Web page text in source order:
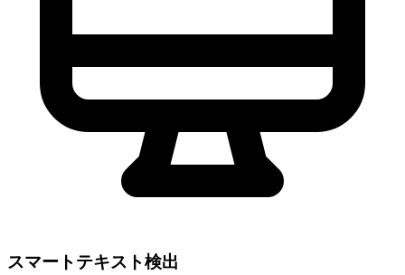
スマートテキスト検出